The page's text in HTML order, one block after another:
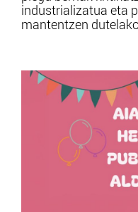
industrializatua eta
mantentzen